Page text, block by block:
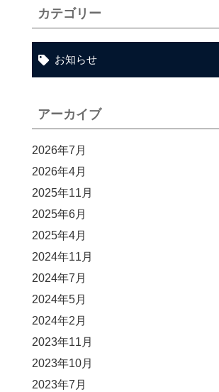
カテゴリー
お知らせ
アーカイブ
2026年7月
2026年4月
2025年11月
2025年6月
2025年4月
2024年11月
2024年7月
2024年5月
2024年2月
2023年11月
2023年10月
2023年7月